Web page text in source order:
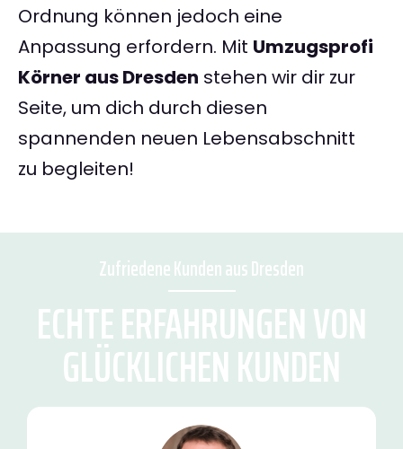
Ordnung können jedoch eine
Anpassung erfordern. Mit Umzugsprofi
Körner aus Dresden stehen wir dir zur
Seite, um dich durch diesen
spannenden neuen Lebensabschnitt
zu begleiten!
Zufriedene Kunden aus Dresden
ECHTE ERFAHRUNGEN VON
GLÜCKLICHEN KUNDEN